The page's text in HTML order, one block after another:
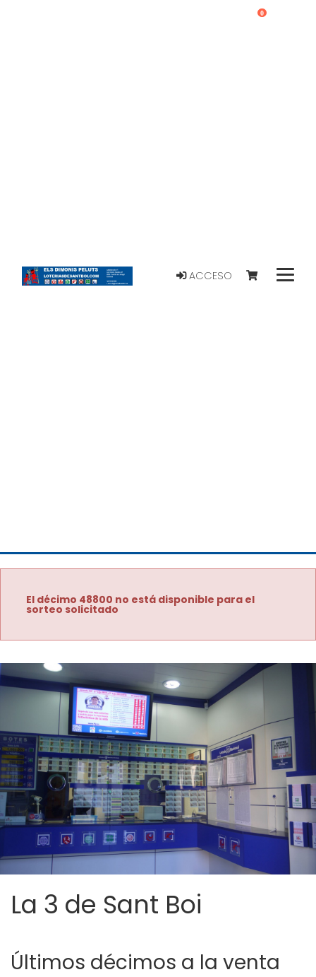
ACCESO
0
El décimo 48800 no está disponible para el
sorteo solicitado
La 3 de Sant Boi
Últimos décimos a la venta